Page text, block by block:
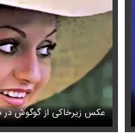
شادمهر عقیلی بعد از ۲۸ سال «گل یاس» را دوباره خواند + ویدئو
عکس زیرخاکی از گوگوش در